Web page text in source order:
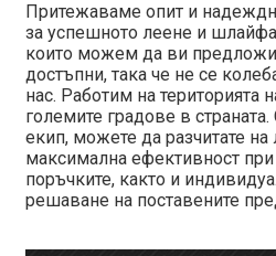
Притежаваме опит и
за успешното леене и
които можем да ви
достъпни, така че не се
нас. Работим на територията
големите градове в
екип, можете да разчитате на
максимална ефективност
поръчките, както и
решаване на поставените